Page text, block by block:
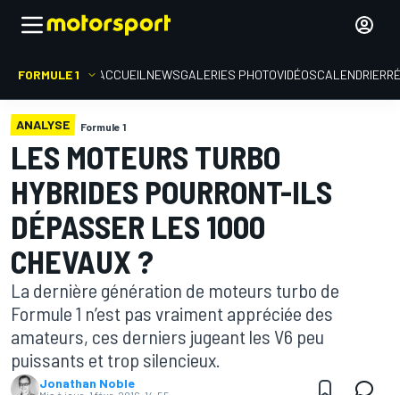
FORMULE 1 ACCUEIL NEWSGALERIES PHOTOVIDÉOSCALENDRIER
ANALYSE Formule 1
LES MOTEURS TURBO
HYBRIDES POURRONT-ILS
DÉPASSER LES 1000
CHEVAUX ?
La dernière génération de moteurs turbo de
Formule 1 n’est pas vraiment appréciée des
amateurs, ces derniers jugeant les V6 peu
puissants et trop silencieux.
Jonathan Noble